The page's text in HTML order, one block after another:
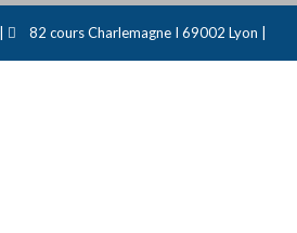
82 cours Charlemagne I 69002 Lyon |